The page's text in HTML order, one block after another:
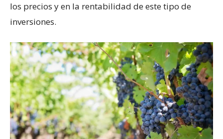
los precios y en la rentabilidad de este tipo de
inversiones.